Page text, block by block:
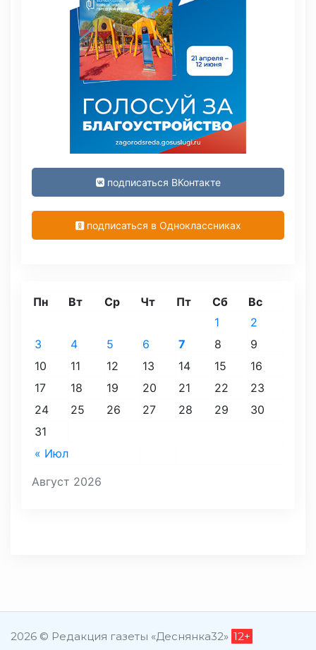
подписаться ВКонтакте
подписаться в Одноклассниках
Август 2026
Пн Вт Ср Чт Пт Сб Вс
« Июл
1
2
3
4 5 6 7 8
9
10
11 12 13 14 15
16
17
18 19 20 21 22
23
24
25 26 27 28 29
30
31
2026 © Редакция газеты «Деснянка32» 12+